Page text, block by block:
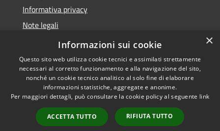
Informativa privacy
Note legali
Dichiarazione di accessibilità
Accessibilità
Copyright © 2026 • Comune di
Capralba • Powered by
Municipium•
Accesso
redazione
×
Informazioni sui cookie
Questo sito web utilizza cookie tecnici e assimilati strettamente
necessari al corretto funzionamento e alla navigazione del sito,
nonché un cookie tecnico analitico al solo fine di elaborare
informazioni statistiche, aggregate e anonime.
Per maggiori dettagli, può consultare la cookie policy al seguente link
ACCETTA TUTTO RIFIUTA TUTTO